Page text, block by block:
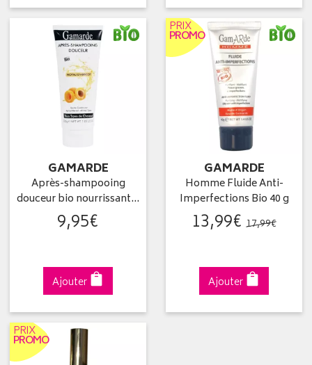
GAMARDE
Après-shampooing
douceur bio nourrissant…
9,95€
Ajouter
PRIX
PROMO
GAMARDE
Homme Fluide Anti-
Imperfections Bio 40 g
13,99€ 17,99€
Ajouter
PRIX
PROMO